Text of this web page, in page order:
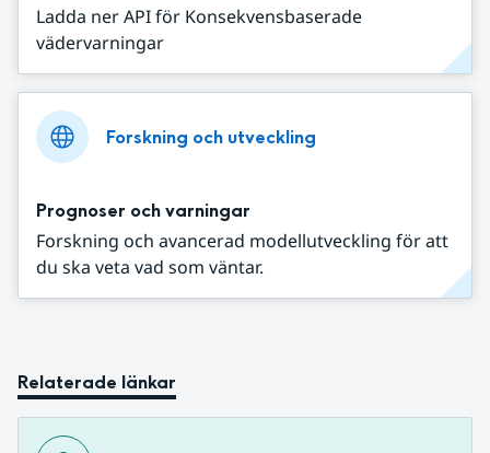
Ladda ner API för Konsekvensbaserade
vädervarningar
Forskning och utveckling
Prognoser och varningar
Forskning och avancerad modellutveckling för att
du ska veta vad som väntar.
Relaterade länkar